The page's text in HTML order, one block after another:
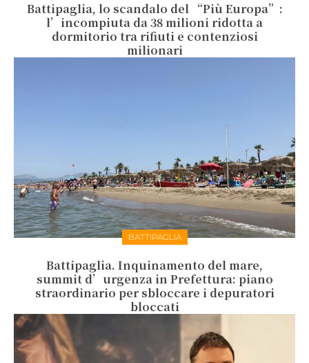
Battipaglia, lo scandalo del “Più Europa”:
l’incompiuta da 38 milioni ridotta a
dormitorio tra rifiuti e contenziosi
milionari
BATTIPAGLIA
Battipaglia. Inquinamento del mare,
summit d’urgenza in Prefettura: piano
straordinario per sbloccare i depuratori
bloccati